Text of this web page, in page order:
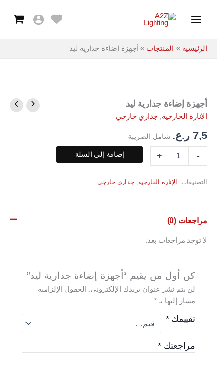
Menu
الرئيسية المنتجات أجهزة إضاءة جدارية ليد
أجهزة إضاءة جدارية ليد
الإنارة الخارجية, جداري خارجي
7,5 ر.ع. شامل الضريبة
-
كمية
أجهزة
إضاءة
جدارية
ليد
+ إضافة إلى السلة
التصنيفات: الإنارة الخارجية جداري خارجي
مراجعات (0)
لا توجد مراجعات بعد.
كن أول من يقيم “أجهزة إضاءة جدارية ليد”
لن يتم نشر عنوان بريدك الإلكتروني.
الحقول الإلزامية
مشار إليها بـ*
تقييمك*
مراجعتك*